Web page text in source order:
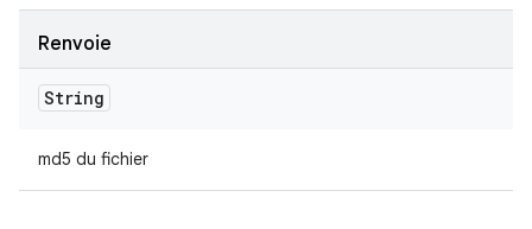
Renvoie
String
md5 du fichier